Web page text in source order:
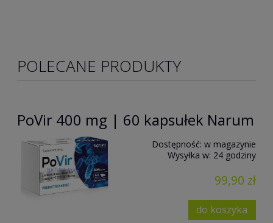
POLECANE PRODUKTY
PoVir 400 mg | 60 kapsułek Narum
Dostępność: w magazynie
Wysyłka w: 24 godziny
99,90 zł
do koszyka